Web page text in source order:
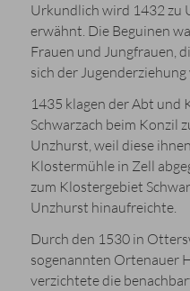
Urkundlich wird 1432 zu
erwähnt. Die Beguinen
Frauen und Jungfrauen,
sich der
1435 klagen der Abt und
Schwarzach beim Konzil
Unzhurst, weil diese
Klostermühle in Zell
zum Klostergebiet
Unzhurst hinaufreichte.
Durch den 1530 in
sogenannten Ortenauer
verzichtete die